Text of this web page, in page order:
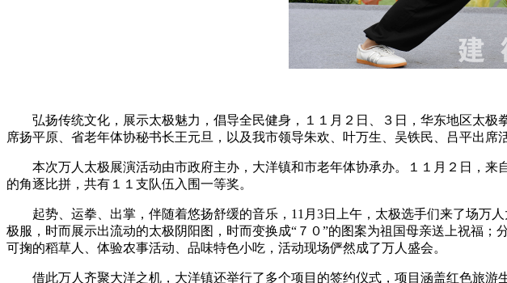
弘扬传统文化，展示太极魅力，倡导全民健身，１１月２日、３日，华东地区太
席扬平原、省老年体协秘书长王元旦，以及我市领导朱欢、叶万生、吴铁民、吕平出席
本次万人太极展演活动由市政府主办，大洋镇和市老年体协承办。１１月２日，
的角逐比拼，共有１１支队伍入围一等奖。
起势、运拳、出掌，伴随着悠扬舒缓的音乐，11月3日上午，太极选手们来了场万
极服，时而展示出流动的太极阴阳图，时而变换成“７０”的图案为祖国母亲送上祝福
可掬的稻草人、体验农事活动、品味特色小吃，活动现场俨然成了万人盛会。
借此万人齐聚大洋之机，大洋镇还举行了多个项目的签约仪式，项目涵盖红色旅